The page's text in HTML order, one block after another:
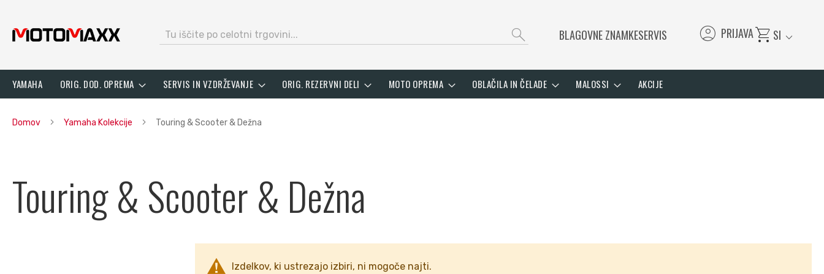
search search BLAGOVNE ZNAMKESERVIS account_circle PRIJAVAshopping_cart SI expand_more
vsebino
YAMAHA ORIG. DOD. OPREMA SERVIS IN VZDRŽEVANJE ORIG. REZERVNI DELI MOTO OPREMA OBLAČILA IN ČELADE MALOSSI AKCIJE
Domov Yamaha Kolekcije Touring & Scooter & Dežna
Touring & Scooter & Dežna
Izdelkov, ki ustrezajo izbiri, ni mogoče najti.